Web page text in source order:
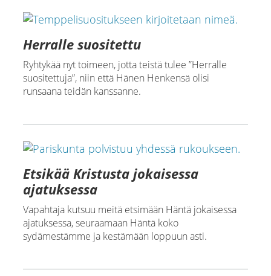
Herralle suositettu
Ryhtykää nyt toimeen, jotta teistä tulee ”Herralle
suositettuja”, niin että Hänen Henkensä olisi
runsaana teidän kanssanne.
Etsikää Kristusta jokaisessa
ajatuksessa
Vapahtaja kutsuu meitä etsimään Häntä jokaisessa
ajatuksessa, seuraamaan Häntä koko
sydämestämme ja kestämään loppuun asti.